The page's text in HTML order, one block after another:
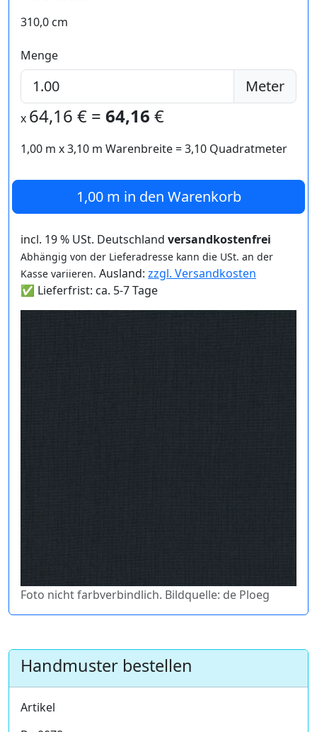
310,0 cm
Menge
Meter
x 64,16 € = 64,16 €
1,00 m x3,10 m Warenbreite =3,10 Quadratmeter
1,00 m in den Warenkorb
incl. 19 % USt. Deutschland versandkostenfrei
Abhängig von der Lieferadresse kann die USt. an der
Kasse variieren. Ausland: zzgl. Versandkosten
✅ Lieferfrist: ca. 5-7 Tage
Foto nicht farbverbindlich. Bildquelle: de Ploeg
Handmuster bestellen
Artikel